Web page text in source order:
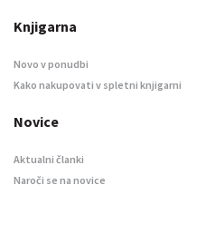
Knjigarna
Novo v ponudbi
Kako nakupovati v spletni knjigarni
Novice
Aktualni članki
Naroči se na novice